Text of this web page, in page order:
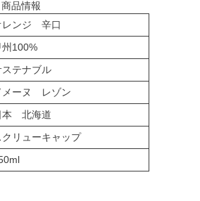
商品情報
レンジ 辛口
州100%
ステナブル
メーヌ レゾン
本 北海道
クリューキャップ